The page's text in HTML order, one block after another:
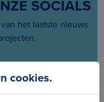
SOCIALS
het laatste nieuws
cookies.